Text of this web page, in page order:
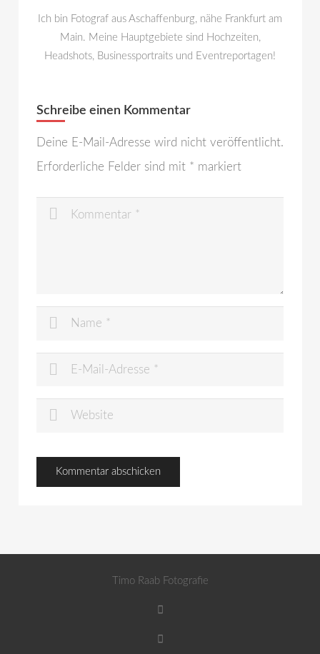
Ich bin Fotograf aus Aschaffenburg, nähe Frankfurt am
Main. Meine Hauptgebiete sind Hochzeiten,
Headshots, Businessportraits und Eventreportagen!
Schreibe einen Kommentar
Deine E-Mail-Adresse wird nicht veröffentlicht.
Erforderliche Felder sind mit * markiert
Timo Raab Fotografie